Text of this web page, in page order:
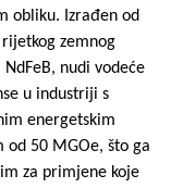
obliku. Izrađen od
zemnog
nudi vodeće
u industriji s
energetskim
od 50 MGOe, što ga
za primjene koje